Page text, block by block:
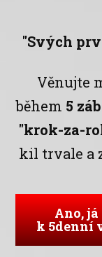
"Svých
Věnujte
během 5
"krok-za-
kil trvale a
Ano,
k 5denní